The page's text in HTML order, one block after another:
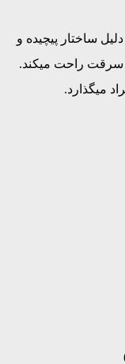
ساختار پیچیده و
سرقت راحت میکند.
میگذارد.